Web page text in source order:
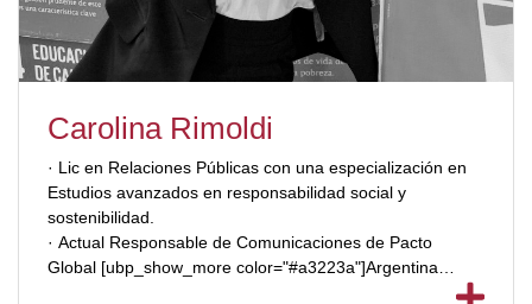
Carolina Rimoldi
· Lic en Relaciones Públicas con una especialización en
Estudios avanzados en responsabilidad social y
sostenibilidad.
· Actual Responsable de Comunicaciones de Pacto
Global [ubp_show_more color="#a3223a"]Argentina